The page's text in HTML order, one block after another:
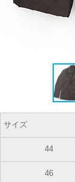
サイズ
44
46